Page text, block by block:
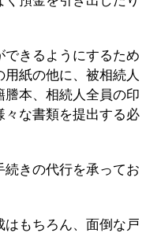
きるようにするため
紙の他に、被相続人
本、相続人全員の印
々な書類を提出する必
きの代行を承ってお
もちろん、面倒な戸